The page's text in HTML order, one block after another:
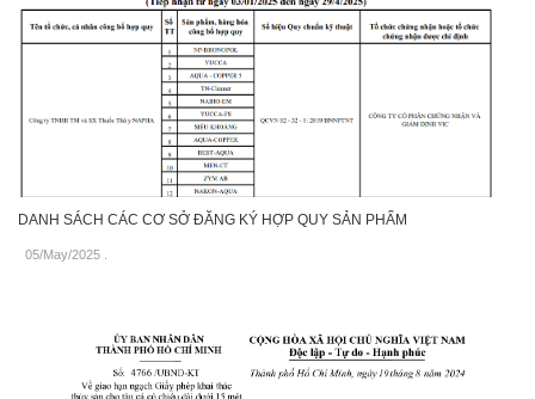
DANH SÁCH CÁC CƠ SỞ ĐĂNG KÝ HỢP QUY SẢN PHẨM
05/May/2025